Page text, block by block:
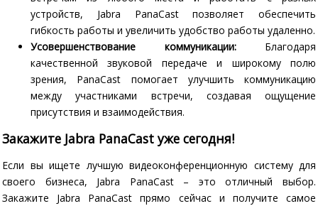
устройств, Jabra PanaCast позволяет обеспечить
гибкость работы и увеличить удобство работы удаленно.
Усовершенствование коммуникации:Благодаря
качественной звуковой передаче и широкому полю
зрения, PanaCast помогает улучшить коммуникацию
между участниками встречи, создавая ощущение
присутствия и взаимодействия.
Закажите Jabra PanaCast уже сегодня!
Если вы ищете лучшую видеоконференционную систему для
своего бизнеса, Jabra PanaCast – это отличный выбор.
Закажите Jabra PanaCast прямо сейчас и получите самое